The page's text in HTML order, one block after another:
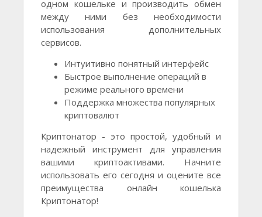
одном кошельке и производить обмен
между ними без необходимости
использования дополнительных
сервисов.
Интуитивно понятный интерфейс
Быстрое выполнение операций в
режиме реального времени
Поддержка множества популярных
криптовалют
Криптонатор - это простой, удобный и
надежный инструмент для управления
вашими криптоактивами. Начните
использовать его сегодня и оцените все
преимущества онлайн кошелька
Криптонатор!